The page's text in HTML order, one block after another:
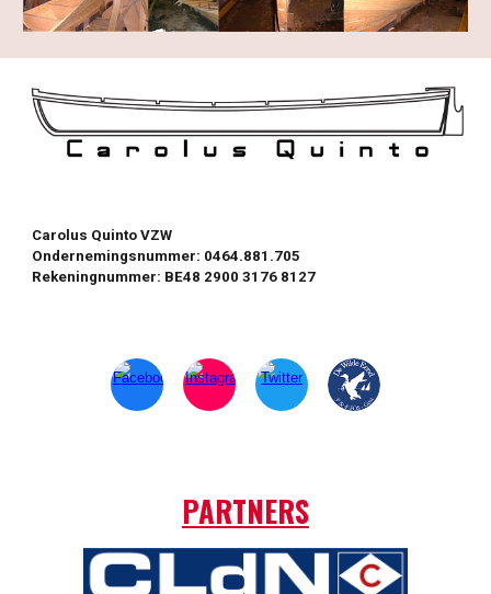
Carolus Quinto VZW
Ondernemingsnummer: 0464.881.705
Rekeningnummer: BE48 2900 3176 8127
PARTNERS